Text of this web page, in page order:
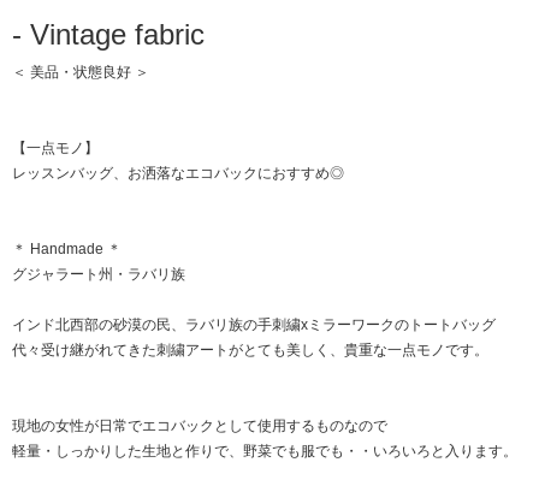
- Vintage fabric
＜ 美品・状態良好 ＞
【一点モノ】
レッスンバッグ、お洒落なエコバックにおすすめ◎
＊ Handmade ＊
グジャラート州・ラバリ族
インド北西部の砂漠の民、ラバリ族の手刺繍xミラーワークのトートバッグ
代々受け継がれてきた刺繍アートがとても美しく、貴重な一点モノです。
現地の女性が日常でエコバックとして使用するものなので
軽量・しっかりした生地と作りで、野菜でも服でも・・いろいろと入ります。